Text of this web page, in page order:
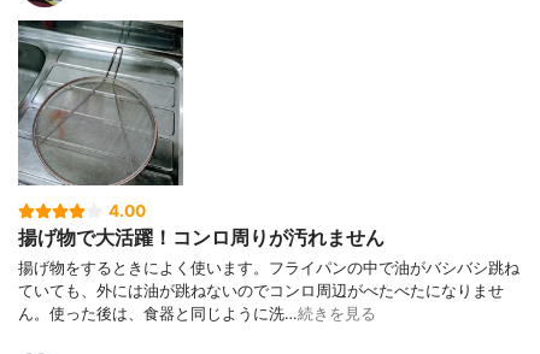
4.00
揚げ物で大活躍！コンロ周りが汚れません
揚げ物をするときによく使います。フライパンの中で油がバシバシ跳ね
ていても、外には油が跳ねないのでコンロ周辺がべたべたになりませ
ん。使った後は、食器と同じように洗…続きを見る